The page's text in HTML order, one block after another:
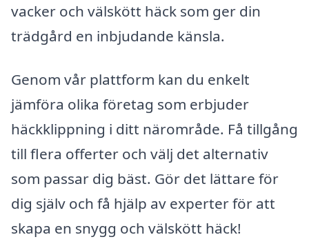
vacker och välskött häck som ger din
trädgård en inbjudande känsla.
Genom vår plattform kan du enkelt
jämföra olika företag som erbjuder
häckklippning i ditt närområde. Få tillgång
till flera offerter och välj det alternativ
som passar dig bäst. Gör det lättare för
dig själv och få hjälp av experter för att
skapa en snygg och välskött häck!